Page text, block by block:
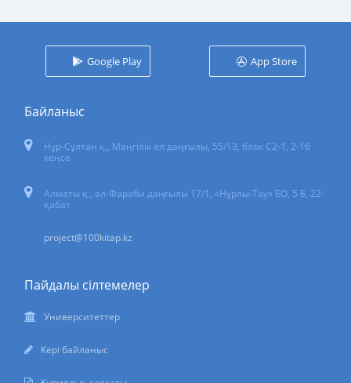
Google Play App Store
Байланыс
Нұр-Сұлтан қ., Мәңгілік ел даңғылы, 55/13, блок С2-1, 2-16
кеңсе
Алматы қ., әл-Фараби даңғылы 17/1, «Нұрлы-Тау» БО, 5 Б, 22-
қабат
project@100kitap.kz
Пайдалы сілтемелер
Университеттер
Кері байланыс